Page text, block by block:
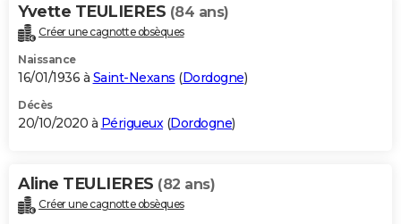
Yvette TEULIERES (84 ans)
Créer une cagnotte obsèques
Naissance
16/01/1936 à Saint-Nexans (Dordogne)
Décès
20/10/2020 à Périgueux(Dordogne)
Aline TEULIERES (82 ans)
Créer une cagnotte obsèques